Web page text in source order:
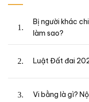
Bị người khác
làm sao?
Luật Đất đai
Vi bằng là gì?